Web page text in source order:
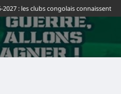
: les clubs congolais connaissent